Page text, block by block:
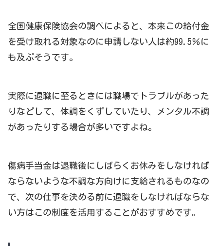
全国健康保険協会の調べによると、本来この給付金
を受け取れる対象なのに申請しない人は約99.5％に
も及ぶそうです。
実際に退職に至るときには職場でトラブルがあった
りなどして、体調をくずしていたり、メンタル不調
があったりする場合が多いですよね。
傷病手当金は退職後にしばらくお休みをしなければ
ならないような不調な方向けに支給されるものなの
で、次の仕事を決める前に退職をしなければならな
い方はこの制度を活用することがおすすめです。